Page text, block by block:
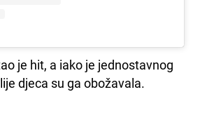
je hit, a iako je jednostavnog
djeca su ga obožavala.